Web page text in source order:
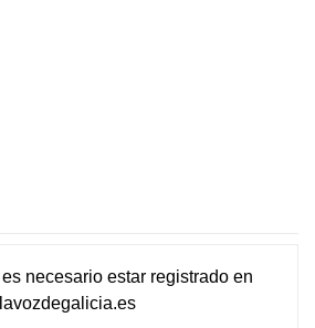
necesario estar registradoen
lavozdegalicia.es